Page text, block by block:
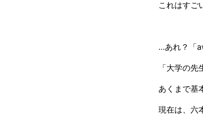
これはすご
…あれ？「
「大学の
あくまで基
現在は、六